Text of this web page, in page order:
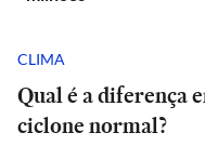
CLIMA
Qual é a diferença
ciclone normal?